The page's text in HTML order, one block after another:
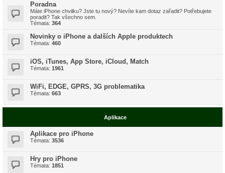
Poradna
Máte iPhone chvilku? Jste tu nový? Nevíte kam dotaz zařadit? Potřebujete
poradit? Tak všechno sem.
Témata: 364
Novinky o iPhone a dalších Apple produktech
Témata: 460
iOS, iTunes, App Store, iCloud, Match
Témata: 1961
WiFi, EDGE, GPRS, 3G problematika
Témata: 663
Aplikace
Aplikace pro iPhone
Témata: 3536
Hry pro iPhone
Témata: 1851